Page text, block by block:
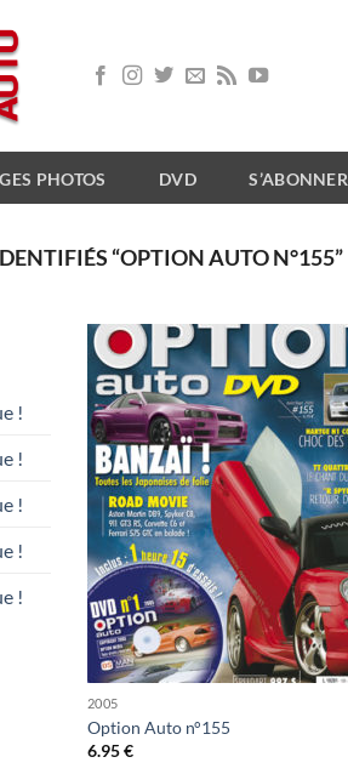
PHOTOS DVD S’ABONNER
“OPTION AUTO N°155”
!
!
!
!
!
2005
Option Auto n°155
6.95€